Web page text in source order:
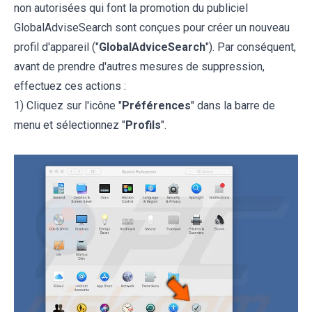
non autorisées qui font la promotion du publiciel
GlobalAdviseSearch sont conçues pour créer un nouveau
profil d'appareil ("GlobalAdviceSearch"). Par conséquent,
avant de prendre d'autres mesures de suppression,
effectuez ces actions :
1) Cliquez sur l'icône "Préférences" dans la barre de
menu et sélectionnez "Profils".